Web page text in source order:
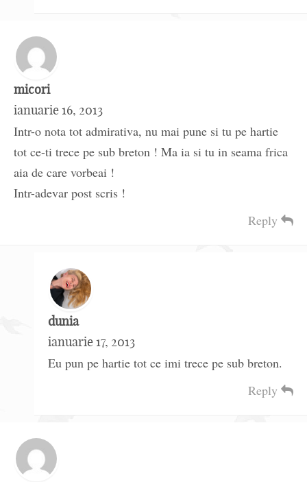
micori
ianuarie 16, 2013
Intr-o nota tot admirativa, nu mai pune si tu pe hartie
tot ce-ti trece pe sub breton ! Ma ia si tu in seama frica
aia de care vorbeai !
Intr-adevar post scris !
Reply
dunia
ianuarie 17, 2013
Eu pun pe hartie tot ce imi trece pe sub breton.
Reply